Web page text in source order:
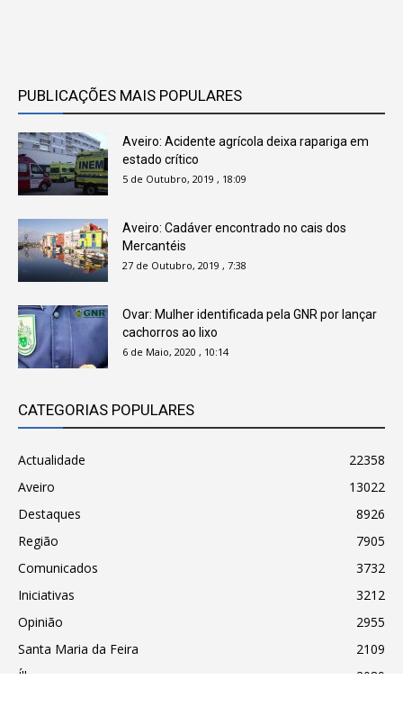
PUBLICAÇÕES MAIS POPULARES
Aveiro: Acidente agrícola deixa rapariga em
estado crítico
5 de Outubro, 2019 , 18:09
Aveiro: Cadáver encontrado no cais dos
Mercantéis
27 de Outubro, 2019 , 7:38
Ovar: Mulher identificada pela GNR por lançar
cachorros ao lixo
6 de Maio, 2020 , 10:14
CATEGORIAS POPULARES
Actualidade
22358
Aveiro
13022
Destaques
8926
Região
7905
Comunicados
3732
Iniciativas
3212
Opinião
2955
Santa Maria da Feira
2109
Ílhavo
2089